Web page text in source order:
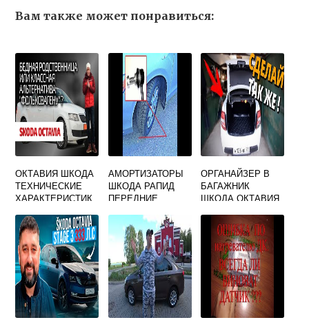
Вам также может понравиться:
ОКТАВИЯ ШКОДА
ТЕХНИЧЕСКИЕ
ХАРАКТЕРИСТИК
АМОРТИЗАТОРЫ
ШКОДА РАПИД
ПЕРЕДНИЕ
ОРГАНАЙЗЕР В
БАГАЖНИК
ШКОДА ОКТАВИЯ